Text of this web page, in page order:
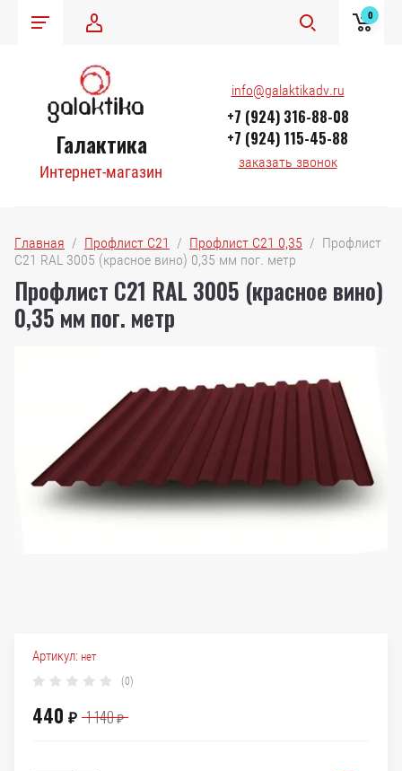
0
Галактика
Интернет-магазин
info@galaktikadv.ru
+7 (924) 316-88-08
+7 (924) 115-45-88
заказать звонок
Главная
  /
Профлист С21
  /
Профлист С21 0,35
  /  Профлист
С21 RAL 3005 (красное вино) 0,35 мм пог. метр
Профлист С21 RAL 3005 (красное вино)
0,35 мм пог. метр
Артикул: нет
(0)
440 ₽ 1 140₽